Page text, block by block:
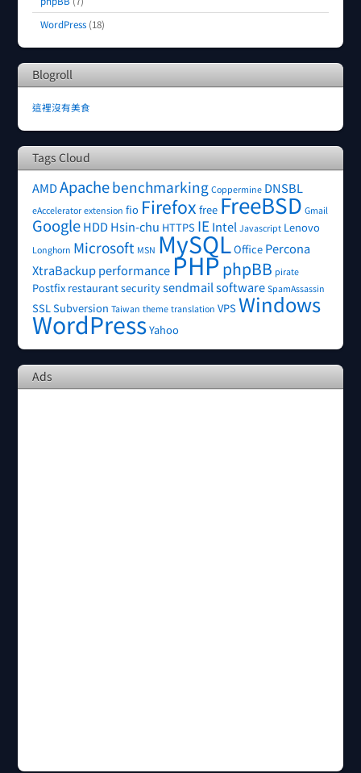
WordPress (18)
Blogroll
這裡沒有美食
Tags Cloud
AMDApachebenchmarking Coppermine DNSBL
eAccelerator extension fio Firefox free FreeBSD Gmail
GoogleHDDHsin-chu HTTPS IE Intel Javascript Lenovo
Longhorn Microsoft MSN MySQLOffice Percona
XtraBackupperformancePHP phpBB pirate
Postfix restaurantsecuritysendmail software SpamAssassin
SSL Subversion Taiwan theme translation VPS Windows
WordPressYahoo
Ads